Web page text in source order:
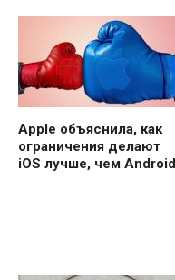
Apple объяснила, как
ограничения делают
iOS лучше, чем Android